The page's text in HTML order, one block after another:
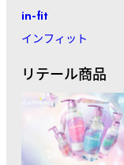
in-fit
インフィット
リテール商品